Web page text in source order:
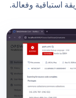
استباقية وفعالة.